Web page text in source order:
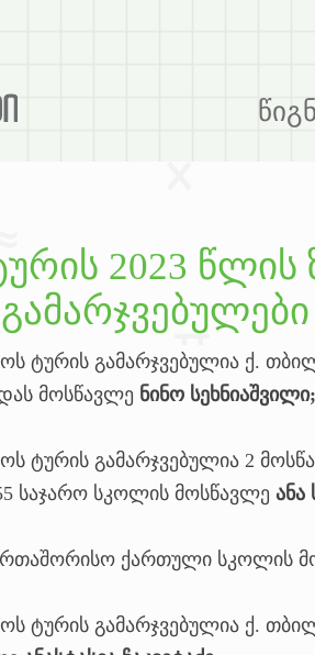
2023 წლის
ტურის გამარჯვებულია ქ.
მოსწავლე ნინო სეხნიაშვილი;
ტურის გამარჯვებულია 2
საჯარო სკოლის მოსწავლე ანა
ქართული სკოლის
ტურის გამარჯვებულია ქ.